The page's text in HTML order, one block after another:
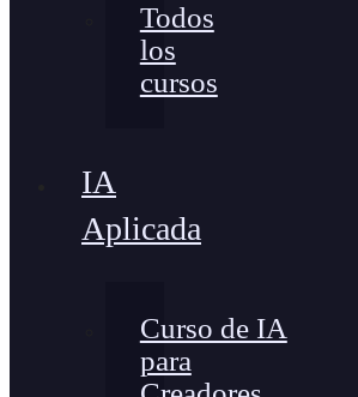
Todos
los
cursos
IA
Aplicada
Curso de IA
para